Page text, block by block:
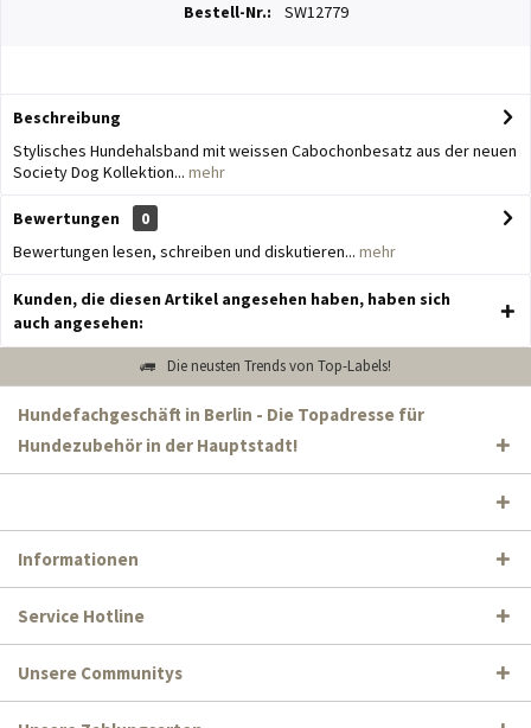
Bestell-Nr.: SW12779
Beschreibung
Stylisches Hundehalsband mit weissen Cabochonbesatz aus der neuen
Society Dog Kollektion... mehr
Bewertungen
0
Bewertungen lesen, schreiben und diskutieren... mehr
Kunden, die diesen Artikel angesehen haben, haben sich
auch angesehen:
Die neusten Trends von Top-Labels!
Hundefachgeschäft in Berlin - Die Topadresse für
Hundezubehör in der Hauptstadt!
Informationen
Service Hotline
Unsere Communitys